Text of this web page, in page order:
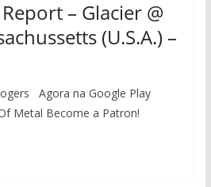
– Glacier @
(U.S.A.) –
Agora na Google Play
Metal Become a Patron!